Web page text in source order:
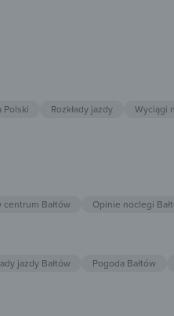
Polski Rozkłady jazdy Wyciągi
centrum Bałtów Opinie noclegi
jazdy Bałtów Pogoda Bałtów